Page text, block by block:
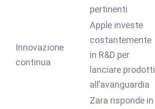
pertinenti
Innovazione
continua
Apple investe
costantemente
in R&D per
lanciare prodotti
all’avanguardia
Zara risponde in